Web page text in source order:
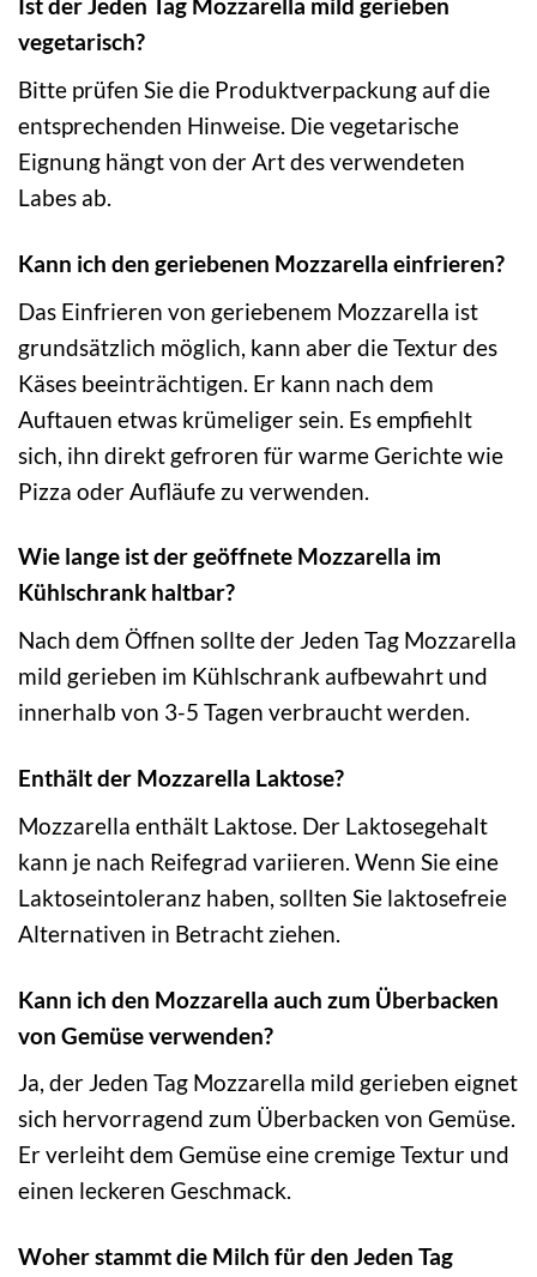
Ist der Jeden Tag Mozzarella mild gerieben
vegetarisch?
Bitte prüfen Sie die Produktverpackung auf die
entsprechenden Hinweise. Die vegetarische
Eignung hängt von der Art des verwendeten
Labes ab.
Kann ich den geriebenen Mozzarella einfrieren?
Das Einfrieren von geriebenem Mozzarella ist
grundsätzlich möglich, kann aber die Textur des
Käses beeinträchtigen. Er kann nach dem
Auftauen etwas krümeliger sein. Es empfiehlt
sich, ihn direkt gefroren für warme Gerichte wie
Pizza oder Aufläufe zu verwenden.
Wie lange ist der geöffnete Mozzarella im
Kühlschrank haltbar?
Nach dem Öffnen sollte der Jeden Tag Mozzarella
mild gerieben im Kühlschrank aufbewahrt und
innerhalb von 3-5 Tagen verbraucht werden.
Enthält der Mozzarella Laktose?
Mozzarella enthält Laktose. Der Laktosegehalt
kann je nach Reifegrad variieren. Wenn Sie eine
Laktoseintoleranz haben, sollten Sie laktosefreie
Alternativen in Betracht ziehen.
Kann ich den Mozzarella auch zum Überbacken
von Gemüse verwenden?
Ja, der Jeden Tag Mozzarella mild gerieben eignet
sich hervorragend zum Überbacken von Gemüse.
Er verleiht dem Gemüse eine cremige Textur und
einen leckeren Geschmack.
Woher stammt die Milch für den Jeden Tag